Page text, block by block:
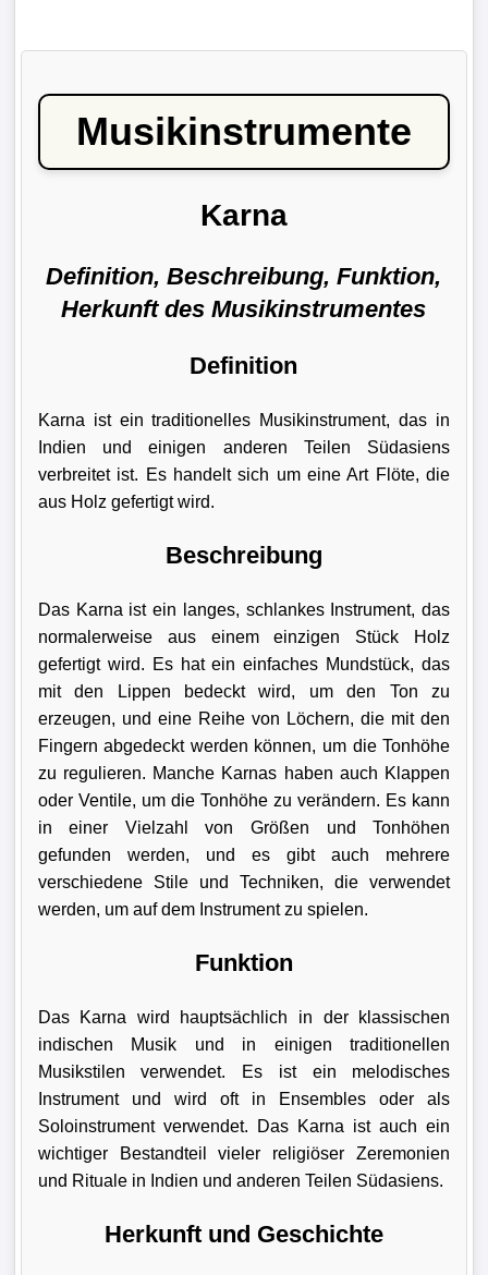
Musikinstrumente
Karna
Definition, Beschreibung, Funktion,
Herkunft des Musikinstrumentes
Definition
Karna ist ein traditionelles Musikinstrument, das in
Indien und einigen anderen Teilen Südasiens
verbreitet ist. Es handelt sich um eine Art Flöte, die
aus Holz gefertigt wird.
Beschreibung
Das Karna ist ein langes, schlankes Instrument, das
normalerweise aus einem einzigen Stück Holz
gefertigt wird. Es hat ein einfaches Mundstück, das
mit den Lippen bedeckt wird, um den Ton zu
erzeugen, und eine Reihe von Löchern, die mit den
Fingern abgedeckt werden können, um die Tonhöhe
zu regulieren. Manche Karnas haben auch Klappen
oder Ventile, um die Tonhöhe zu verändern. Es kann
in einer Vielzahl von Größen und Tonhöhen
gefunden werden, und es gibt auch mehrere
verschiedene Stile und Techniken, die verwendet
werden, um auf dem Instrument zu spielen.
Funktion
Das Karna wird hauptsächlich in der klassischen
indischen Musik und in einigen traditionellen
Musikstilen verwendet. Es ist ein melodisches
Instrument und wird oft in Ensembles oder als
Soloinstrument verwendet. Das Karna ist auch ein
wichtiger Bestandteil vieler religiöser Zeremonien
und Rituale in Indien und anderen Teilen Südasiens.
Herkunft und Geschichte